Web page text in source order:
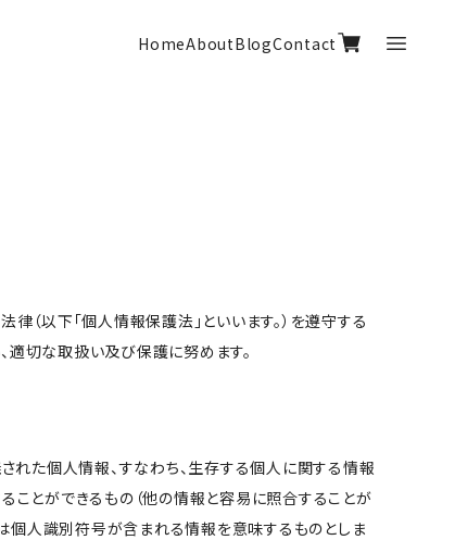
HomeAboutBlogContact
（以下「個人情報保護法」といいます。）を遵守する
適切な取扱い及び保護に努めます。
れた個人情報、すなわち、生存する個人に関する情報
ことができるもの（他の情報と容易に照合することが
は個人識別符号が含まれる情報を意味するものとしま